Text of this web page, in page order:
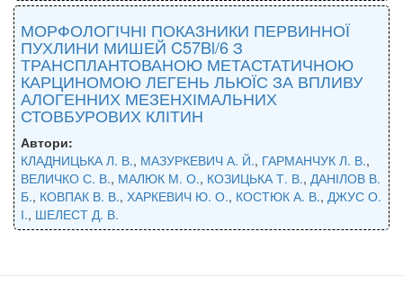
МОРФОЛОГІЧНІ ПОКАЗНИКИ ПЕРВИННОЇ
ПУХЛИНИ МИШЕЙ C57Bl/6 З
ТРАНСПЛАНТОВАНОЮ МЕТАСТАТИЧНОЮ
КАРЦИНОМОЮ ЛЕГЕНЬ ЛЬЮЇС ЗА ВПЛИВУ
АЛОГЕННИХ МЕЗЕНХІМАЛЬНИХ
СТОВБУРОВИХ КЛІТИН
Автори:
КЛАДНИЦЬКА Л. В., МАЗУРКЕВИЧ А. Й., ГАРМАНЧУК Л. В.,
ВЕЛИЧКО С. В., МАЛЮК М. О., КОЗИЦЬКА Т. В., ДАНІЛОВ В.
Б., КОВПАК В. В., ХАРКЕВИЧ Ю. О., КОСТЮК А. В., ДЖУС О.
І., ШЕЛЕСТ Д. В.